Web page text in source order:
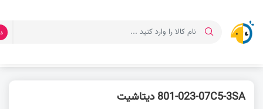
801-023-07C5-3SA دیتاشیت